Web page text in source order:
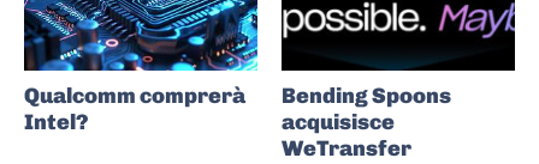
Qualcomm comprerà
Intel?
Bending Spoons
acquisisce
WeTransfer